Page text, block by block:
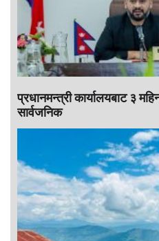
प्रधानमन्त्री कार्यालयबाट ३
सार्वजनिक